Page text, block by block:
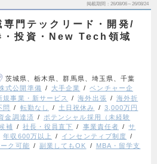
掲載期間 26/08/06～26/08/24
門テックリード・開発/
・投資・New Tech領域
茨城県、栃木県、群馬県、埼玉県、千葉
式公開準備 大手企業
ベンチャー企
規事業・新サービス 海外出張
海外折
問 転勤なし 土日祝休み
3,000万円
金調達済
ポテンシャル採用（未経験
補 社長・役員直下 事業責任者
サ
年収600万以上
インセンティブ制度
ク可能 副業してもOK
MBA・留学支